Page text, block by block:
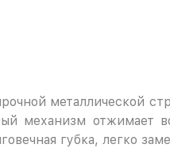
металлической
механизм
губка, легко